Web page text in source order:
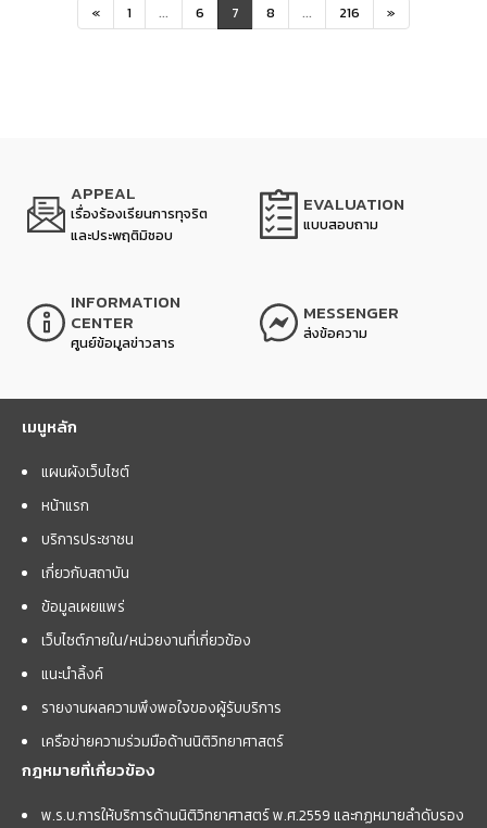
« 1 ... 6 7 8 ... 216 »
APPEAL
เรื่องร้องเรียนการทุจริต
และประพฤติมิชอบ
EVALUATION
แบบสอบถาม
INFORMATION
CENTER
ศูนย์ข้อมูลข่าวสาร
MESSENGER
ส่งข้อความ
เมนูหลัก
แผนผังเว็บไซต์
หน้าแรก
บริการประชาชน
เกี่ยวกับสถาบัน
ข้อมูลเผยแพร่
เว็บไซต์ภายใน/หน่วยงานที่เกี่ยวข้อง
แนะนำลิ้งค์
รายงานผลความพึงพอใจของผู้รับบริการ
เครือข่ายความร่วมมือด้านนิติวิทยาศาสตร์
กฎหมายที่เกี่ยวข้อง
พ.ร.บ.การให้บริการด้านนิติวิทยาศาสตร์ พ.ศ.2559 และกฏหมายลำดับรอง